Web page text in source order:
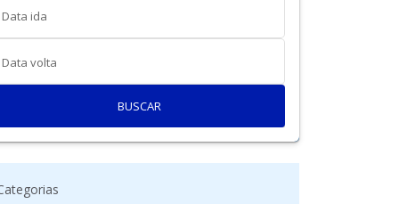
Data ida
Data volta
BUSCAR